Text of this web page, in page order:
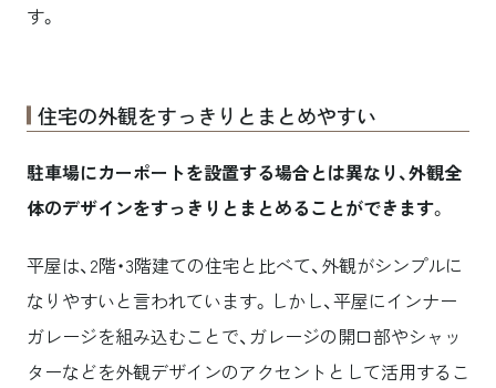
す。
住宅の外観をすっきりとまとめやすい
駐車場にカーポートを設置する場合とは異なり、外観全
体のデザインをすっきりとまとめることができます。
平屋は、2階・3階建ての住宅と比べて、外観がシンプルに
なりやすいと言われています。しかし、平屋にインナー
ガレージを組み込むことで、ガレージの開口部やシャッ
ターなどを外観デザインのアクセントとして活用するこ